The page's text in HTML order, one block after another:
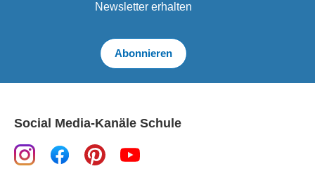
Newsletter erhalten
Abonnieren
Social Media-Kanäle Schule